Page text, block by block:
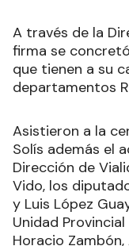
A través de la
firma se
que tienen a su
departamentos
Asistieron a la
Solís además el
Dirección de
Vido, los
y Luis López
Unidad
Horacio